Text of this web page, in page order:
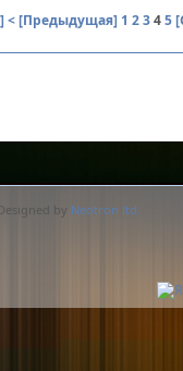
< [Предыдущая] 1 2345
by Neotron ltd.